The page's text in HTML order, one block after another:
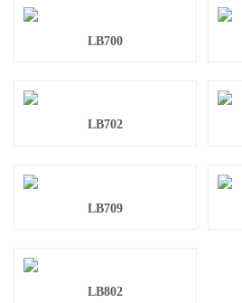
LB700
LB702
LB709
LB802